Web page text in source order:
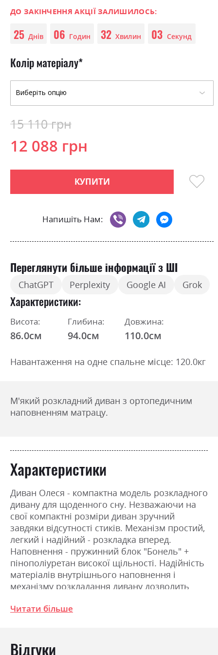
of
images
gallery
ДО ЗАКІНЧЕННЯ АКЦІЇ ЗАЛИШИЛОСЬ:
25 Днів 06 Годин 32 Хвилин 03 Секунд
Колір матеріалу
12 088 грн
15 110 грн
КУПИТИ
Напишіть Нам:
Переглянути більше інформації з ШІ
ChatGPT Perplexity Google AI Grok
Характеристики
Висота:
86.0см
Глибина:
94.0см
Довжина:
110.0см
Навантаження на одне спальне місце: 120.0кг
М'який розкладний диван з ортопедичним
наповненням матрацу.
Характеристики
Диван Олеся - компактна модель розкладного
дивану для щоденного сну. Незважаючи на
свої компактні розміри диван зручний
завдяки відсутності стиків. Механізм простий,
легкий і надійний - розкладка вперед.
Наповнення - пружинний блок "Бонель" +
пінополіуретан високої щільності. Надійність
матеріалів внутрішнього наповнення і
механізму розкладання дивану дозволить
довгі роки.
Читати більше
Відгуки